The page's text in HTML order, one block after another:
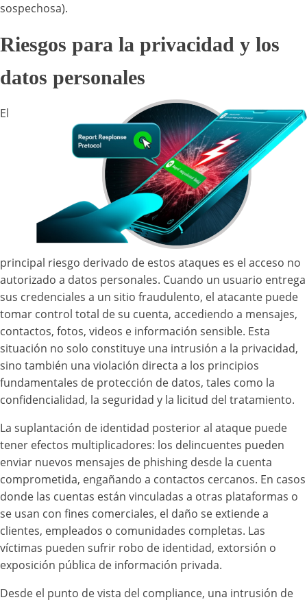
sospechosa).
Riesgos para la privacidad y los
datos personales
El
principal riesgo derivado de estos ataques es el acceso no
autorizado a datos personales. Cuando un usuario entrega
sus credenciales a un sitio fraudulento, el atacante puede
tomar control total de su cuenta, accediendo a mensajes,
contactos, fotos, videos e información sensible. Esta
situación no solo constituye una intrusión a la privacidad,
sino también una violación directa a los principios
fundamentales de protección de datos, tales como la
confidencialidad, la seguridad y la licitud del tratamiento.
La suplantación de identidad posterior al ataque puede
tener efectos multiplicadores: los delincuentes pueden
enviar nuevos mensajes de phishing desde la cuenta
comprometida, engañando a contactos cercanos. En casos
donde las cuentas están vinculadas a otras plataformas o
se usan con fines comerciales, el daño se extiende a
clientes, empleados o comunidades completas. Las
víctimas pueden sufrir robo de identidad, extorsión o
exposición pública de información privada.
Desde el punto de vista del compliance, una intrusión de